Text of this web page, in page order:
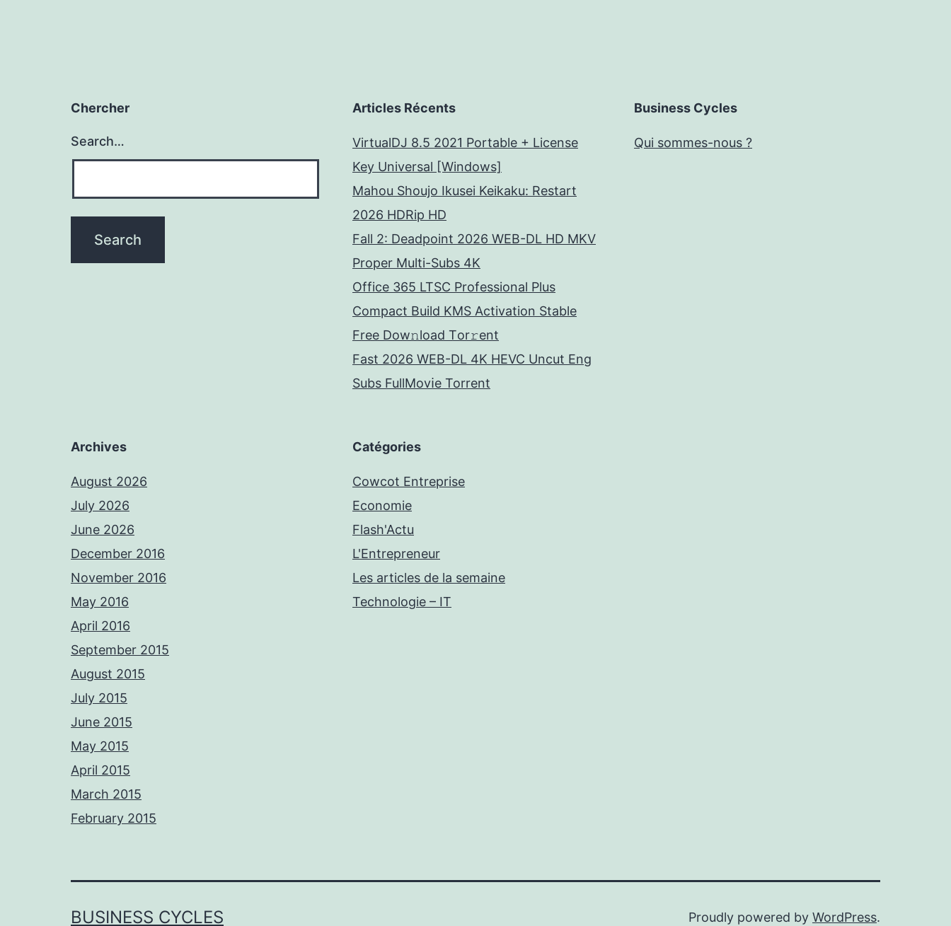
Chercher
Search…
Articles Récents
VirtualDJ 8.5 2021 Portable + License
Key Universal [Windows]
Mahou Shoujo Ikusei Keikaku: Restart
2026 HDRip HD
Fall 2: Deadpoint 2026 WEB-DL HD MKV
Proper Multi-Subs 4K
Office 365 LTSC Professional Plus
Compact Build KMS Activation Stable
Frее Dow𝚗load Tоr𝚛ent
Fast 2026 WEB-DL 4K HEVC Uncut Eng
Subs FullMov𝗂e Torrent
Business Cycles
Qui sommes-nous ?
Archives
August 2026
July 2026
June 2026
December 2016
November 2016
May 2016
April 2016
September 2015
August 2015
July 2015
June 2015
May 2015
April 2015
March 2015
February 2015
Catégories
Cowcot Entreprise
Economie
Flash'Actu
L'Entrepreneur
Les articles de la semaine
Technologie – IT
BUSINESS CYCLES Proudly powered by WordPress.